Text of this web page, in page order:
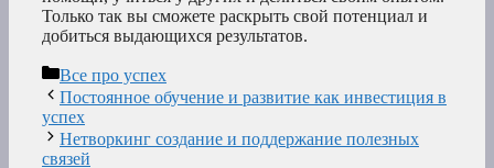
Только так вы сможете раскрыть свой потенциал и
добиться выдающихся результатов.
Рубрики
Все про успех
Постоянное обучение и развитие как инвестиция в
успех
Нетворкинг создание и поддержание полезных
связей